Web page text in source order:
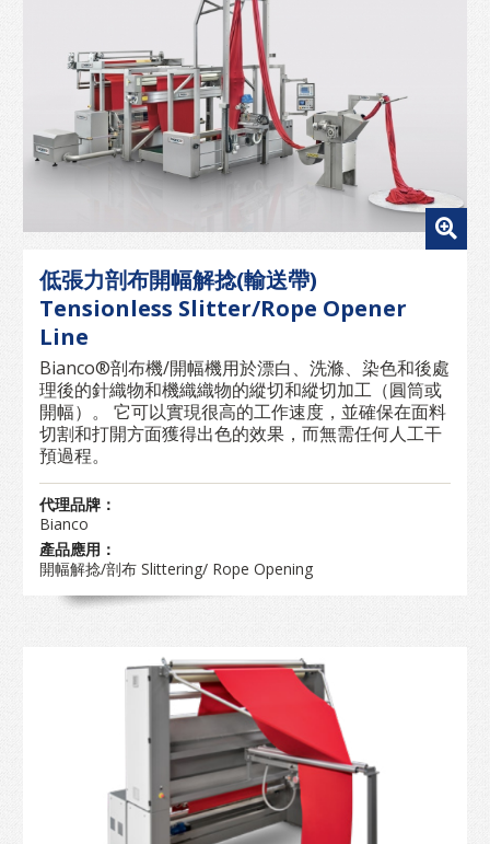
低張力剖布開幅解捻(輸送帶)
Tensionless Slitter/Rope Opener
Line
Bianco®剖布機/開幅機用於漂白、洗滌、染色和後處
理後的針織物和機織織物的縱切和縱切加工（圓筒或
開幅）。 它可以實現很高的工作速度，並確保在面料
切割和打開方面獲得出色的效果，而無需任何人工干
預過程。
代理品牌：
Bianco
產品應用：
開幅解捻/剖布 Slittering/ Rope Opening